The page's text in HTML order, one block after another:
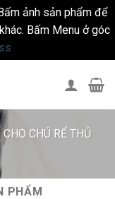
ảnh sản phẩm để
Bấm Menu ở góc
CHÚ RỂ THỦ
PHẨM